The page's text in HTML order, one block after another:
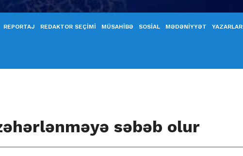
REPORTAJ REDAKTOR SEÇİMİ MÜSAHİBƏ SOSİAL MƏDƏNİYYƏT YAZARLAR
səbəb olur